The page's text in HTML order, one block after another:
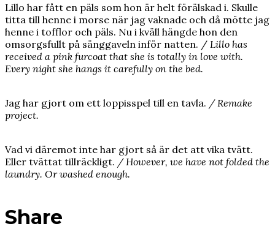
Lillo har fått en päls som hon är helt förälskad i. Skulle
titta till henne i morse när jag vaknade och då mötte jag
henne i tofflor och päls. Nu i kväll hängde hon den
omsorgsfullt på sänggaveln inför natten. / Lillo has
received a pink furcoat that she is totally in love with.
Every night she hangs it carefully on the bed.
Jag har gjort om ett loppisspel till en tavla. / Remake
project.
Vad vi däremot inte har gjort så är det att vika tvätt.
Eller tvättat tillräckligt. / However, we have not folded the
laundry. Or washed enough.
Share